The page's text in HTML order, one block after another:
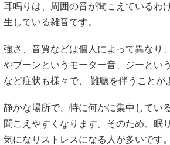
耳鳴りは、周囲の音が聞こえているわ
生している雑音です。
強さ、音質などは個人によって異なり
やブーンというモーター音、ジーとい
など症状も様々で、 難聴を伴うことが
静かな場所で、特に何かに集中してい
聞こえやすくなります。そのため、眠
気になりストレスになる人が多いです。